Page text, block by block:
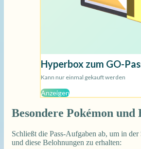
Besondere Pokémon und
Schließt die Pass-Aufgaben ab, um in der
und diese Belohnungen zu erhalten: